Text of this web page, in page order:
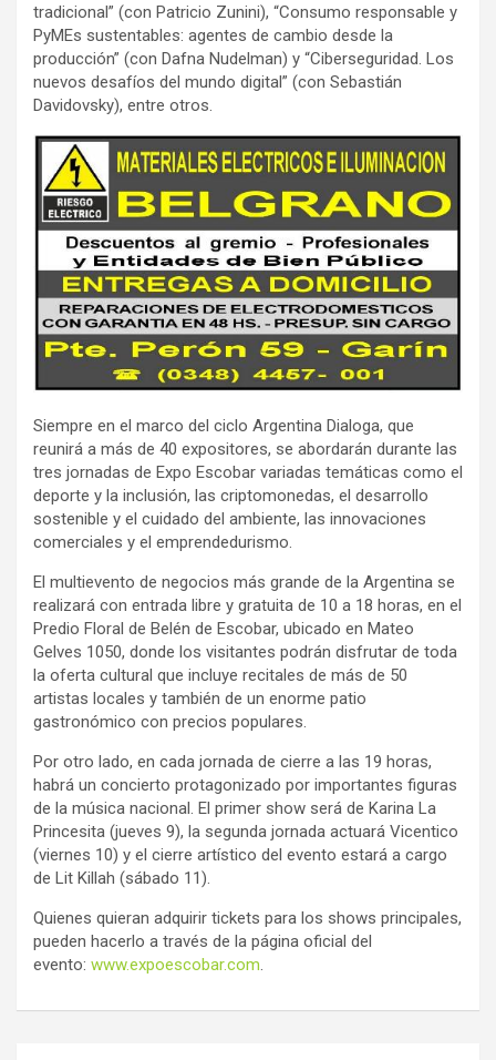
tradicional” (con Patricio Zunini), “Consumo responsable y
PyMEs sustentables: agentes de cambio desde la
producción” (con Dafna Nudelman) y “Ciberseguridad. Los
nuevos desafíos del mundo digital” (con Sebastián
Davidovsky), entre otros.
Siempre en el marco del ciclo Argentina Dialoga, que
reunirá a más de 40 expositores, se abordarán durante las
tres jornadas de Expo Escobar variadas temáticas como el
deporte y la inclusión, las criptomonedas, el desarrollo
sostenible y el cuidado del ambiente, las innovaciones
comerciales y el emprendedurismo.
El multievento de negocios más grande de la Argentina se
realizará con entrada libre y gratuita de 10 a 18 horas, en el
Predio Floral de Belén de Escobar, ubicado en Mateo
Gelves 1050, donde los visitantes podrán disfrutar de toda
la oferta cultural que incluye recitales de más de 50
artistas locales y también de un enorme patio
gastronómico con precios populares.
Por otro lado, en cada jornada de cierre a las 19 horas,
habrá un concierto protagonizado por importantes figuras
de la música nacional. El primer show será de Karina La
Princesita (jueves 9), la segunda jornada actuará Vicentico
(viernes 10) y el cierre artístico del evento estará a cargo
de Lit Killah (sábado 11).
Quienes quieran adquirir tickets para los shows principales,
pueden hacerlo a través de la página oficial del
evento: www.expoescobar.com